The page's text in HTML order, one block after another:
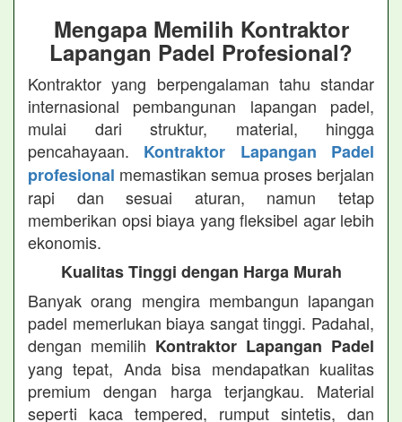
Mengapa Memilih Kontraktor
Lapangan Padel Profesional?
Kontraktor yang berpengalaman tahu standar
internasional pembangunan lapangan padel,
mulai dari struktur, material, hingga
pencahayaan. Kontraktor Lapangan Padel
profesional memastikan semua proses berjalan
rapi dan sesuai aturan, namun tetap
memberikan opsi biaya yang fleksibel agar lebih
ekonomis.
Kualitas Tinggi dengan Harga Murah
Banyak orang mengira membangun lapangan
padel memerlukan biaya sangat tinggi. Padahal,
dengan memilih Kontraktor Lapangan Padel
yang tepat, Anda bisa mendapatkan kualitas
premium dengan harga terjangkau. Material
seperti kaca tempered, rumput sintetis, dan